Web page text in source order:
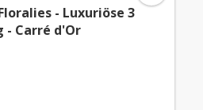
- Luxuriöse 3
- Carré d'Or